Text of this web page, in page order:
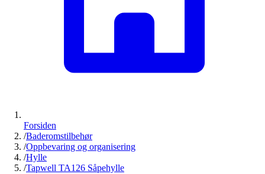
Forsiden
/Baderomstilbehør
/Oppbevaring og organisering
/Hylle
/Tapwell TA126 Såpehylle